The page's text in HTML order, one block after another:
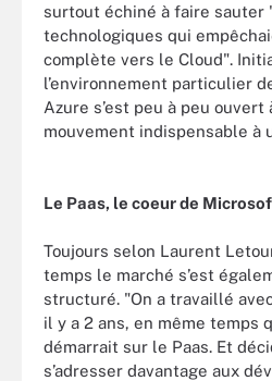
surtout échiné à faire sauter
technologiques qui
complète vers le Cloud".
l’environnement particulier
Azure s’est peu à peu ouvert
mouvement indispensable à
Le Paas, le coeur de
Toujours selon Laurent
temps le marché s’est
structuré. "On a travaillé
il y a 2 ans, en même temps
démarrait sur le Paas. Et
s’adresser davantage aux